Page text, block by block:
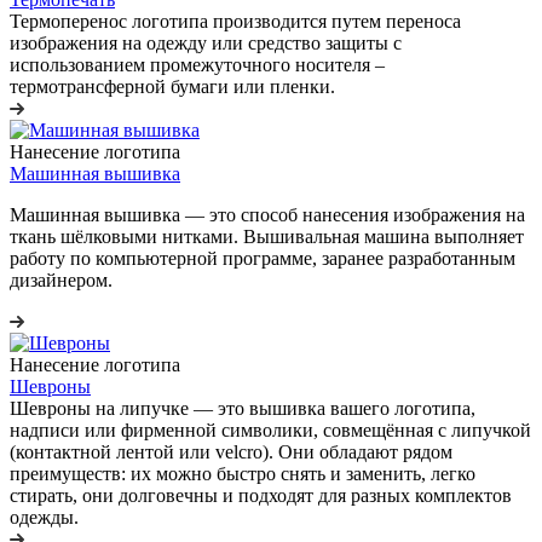
Термоперенос логотипа производится путем переноса
изображения на одежду или средство защиты с
использованием промежуточного носителя –
термотрансферной бумаги или пленки.
Нанесение логотипа
Машинная вышивка
Машинная вышивка — это способ нанесения изображения на
ткань шёлковыми нитками. Вышивальная машина выполняет
работу по компьютерной программе, заранее разработанным
дизайнером.
Нанесение логотипа
Шевроны
Шевроны на липучке — это вышивка вашего логотипа,
надписи или фирменной символики, совмещённая с липучкой
(контактной лентой или velcro). Они обладают рядом
преимуществ: их можно быстро снять и заменить, легко
стирать, они долговечны и подходят для разных комплектов
одежды.